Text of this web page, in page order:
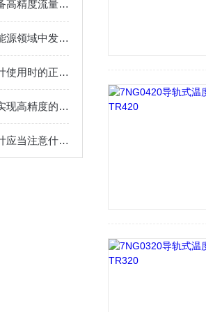
西门子明渠流量计具备高精度流量测量能力
西门子压力传感器在能源领域中发挥的作用
西门子导波雷达液位计使用时的正确操作步骤
西门子明渠流量计能实现高精度的液位测量
现场安装超声波液位计应当注意什么？